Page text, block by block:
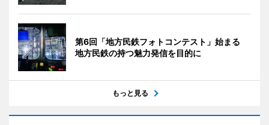
第6回「地方民鉄フォトコンテスト」始まる
地方民鉄の持つ魅力発信を目的に
もっと見る